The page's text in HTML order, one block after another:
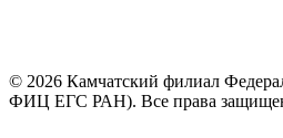
© 2026 Камчатский филиал
ФИЦ ЕГС РАН). Все права